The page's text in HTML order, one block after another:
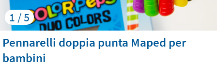
1 / 5
Pennarelli doppia punta Maped per
bambini